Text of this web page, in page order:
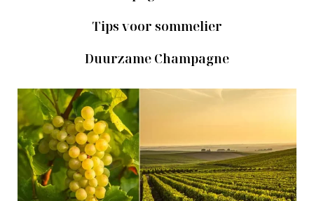
Tips voor sommelier
Duurzame Champagne